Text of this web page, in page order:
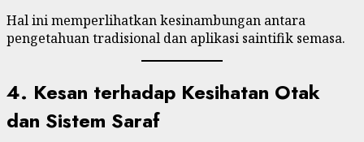
Hal ini memperlihatkan kesinambungan antara
pengetahuan tradisional dan aplikasi saintifik semasa.
4. Kesan terhadap Kesihatan Otak
dan Sistem Saraf